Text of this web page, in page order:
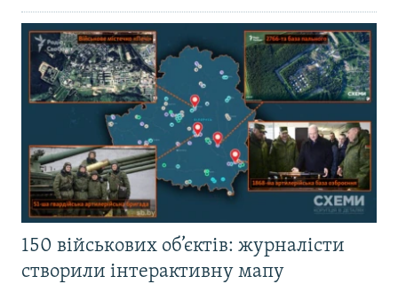
150 військових об’єктів: журналісти
створили інтерактивну мапу